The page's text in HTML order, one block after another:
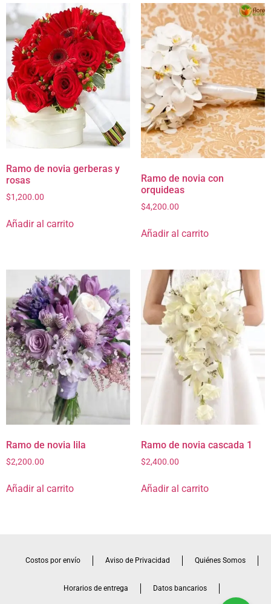
Ramo de novia gerberas y
rosas
$1,200.00
Añadir al carrito
Ramo de novia con
orquideas
$4,200.00
Añadir al carrito
Ramo de novia lila
$2,200.00
Añadir al carrito
Ramo de novia cascada 1
$2,400.00
Añadir al carrito
Costos por envío Aviso de Privacidad Quiénes Somos
Horarios de entrega Datos bancarios